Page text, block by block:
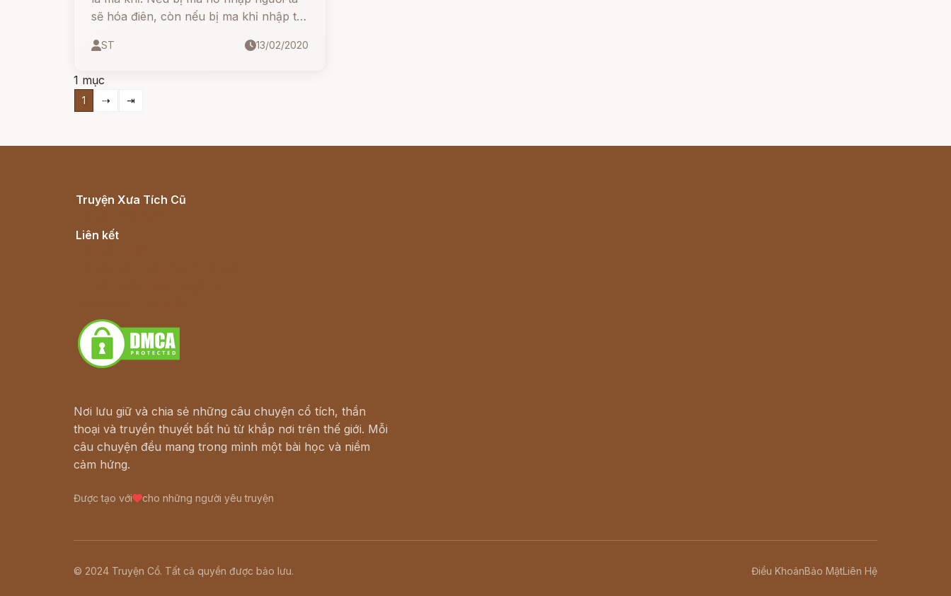
sẽ hóa điên, còn nếu bị ma khỉ nhập thì
ST 13/02/2020
1 mục
1 ⇢ ⇥
Truyện Xưa Tích Cũ
Liên kết
Nơi lưu giữ và chia sẻ những câu chuyện cổ tích, thần
thoại và truyền thuyết bất hủ từ khắp nơi trên thế giới. Mỗi
câu chuyện đều mang trong mình một bài học và niềm
cảm hứng.
Được tạo với cho những người yêu truyện
© 2024 Truyện Cổ. Tất cả quyền được bảo lưu. Điều KhoảnBảo MậtLiên Hệ